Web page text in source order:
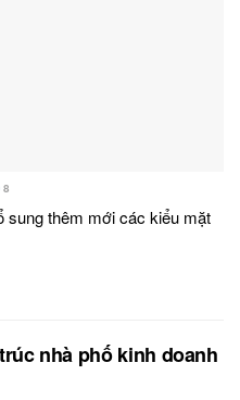
8
sung thêm mới các kiểu mặt
nhà phố kinh doanh